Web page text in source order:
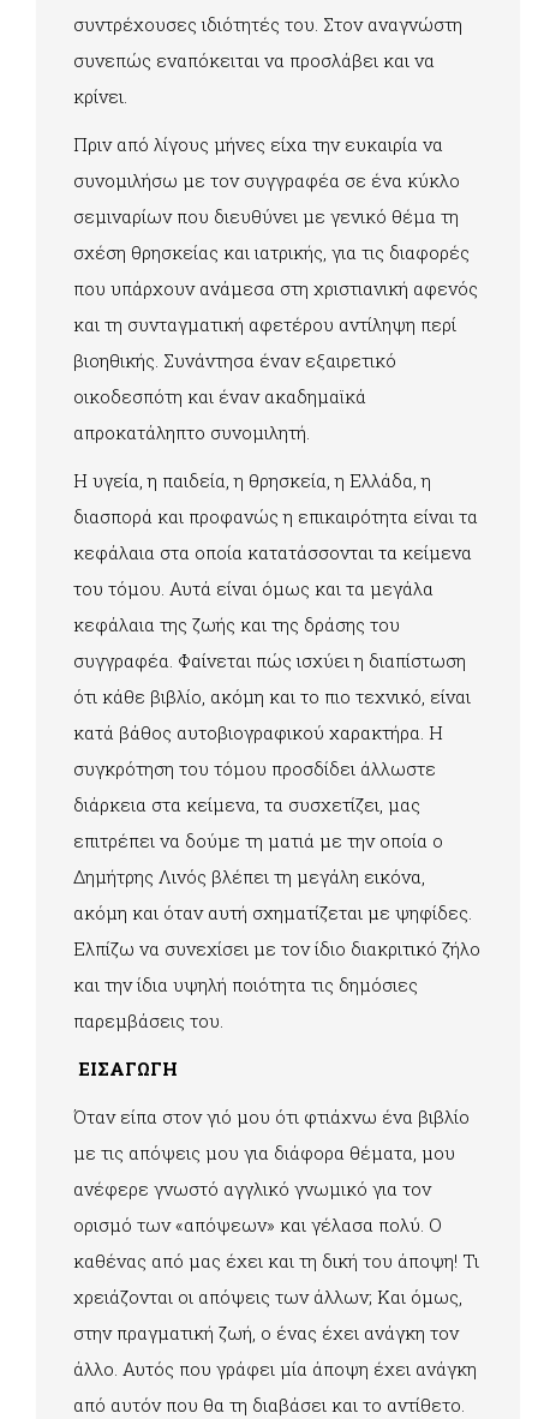
συντρέχουσες ιδιότητές του. Στον αναγνώστη
συνεπώς εναπόκειται να προσλάβει και να
κρίνει.
Πριν από λίγους μήνες είχα την ευκαιρία να
συνομιλήσω με τον συγγραφέα σε ένα κύκλο
σεμιναρίων που διευθύνει με γενικό θέμα τη
σχέση θρησκείας και ιατρικής, για τις διαφορές
που υπάρχουν ανάμεσα στη χριστιανική αφενός
και τη συνταγματική αφετέρου αντίληψη περί
βιοηθικής. Συνάντησα έναν εξαιρετικό
οικοδεσπότη και έναν ακαδημαϊκά
απροκατάληπτο συνομιλητή.
Η υγεία, η παιδεία, η θρησκεία, η Ελλάδα, η
διασπορά και προφανώς η επικαιρότητα είναι τα
κεφάλαια στα οποία κατατάσσονται τα κείμενα
του τόμου. Αυτά είναι όμως και τα μεγάλα
κεφάλαια της ζωής και της δράσης του
συγγραφέα. Φαίνεται πώς ισχύει η διαπίστωση
ότι κάθε βιβλίο, ακόμη και το πιο τεχνικό, είναι
κατά βάθος αυτοβιογραφικού χαρακτήρα. Η
συγκρότηση του τόμου προσδίδει άλλωστε
διάρκεια στα κείμενα, τα συσχετίζει, μας
επιτρέπει να δούμε τη ματιά με την οποία ο
Δημήτρης Λινός βλέπει τη μεγάλη εικόνα,
ακόμη και όταν αυτή σχηματίζεται με ψηφίδες.
Ελπίζω να συνεχίσει με τον ίδιο διακριτικό ζήλο
και την ίδια υψηλή ποιότητα τις δημόσιες
παρεμβάσεις του.
ΕΙΣΑΓΩΓΗ
Όταν είπα στον γιό μου ότι φτιάχνω ένα βιβλίο
με τις απόψεις μου για διάφορα θέματα, μου
ανέφερε γνωστό αγγλικό γνωμικό για τον
ορισμό των «απόψεων» και γέλασα πολύ. Ο
καθένας από μας έχει και τη δική του άποψη! Τι
χρειάζονται οι απόψεις των άλλων; Και όμως,
στην πραγματική ζωή, ο ένας έχει ανάγκη τον
άλλο. Αυτός που γράφει μία άποψη έχει ανάγκη
από αυτόν που θα τη διαβάσει και το αντίθετο.